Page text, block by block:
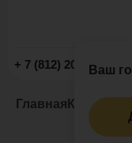
Ваш
+ 7 (812) 209-19-59
Главная Каталог